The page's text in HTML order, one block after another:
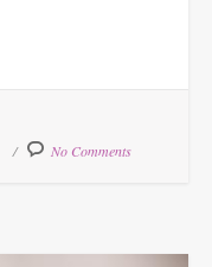
No Comments